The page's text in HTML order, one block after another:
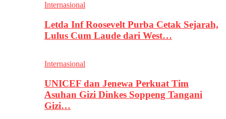
Internasional
Letda Inf Roosevelt Purba Cetak Sejarah,
Lulus Cum Laude dari West…
Internasional
UNICEF dan Jenewa Perkuat Tim
Asuhan Gizi Dinkes Soppeng Tangani
Gizi…